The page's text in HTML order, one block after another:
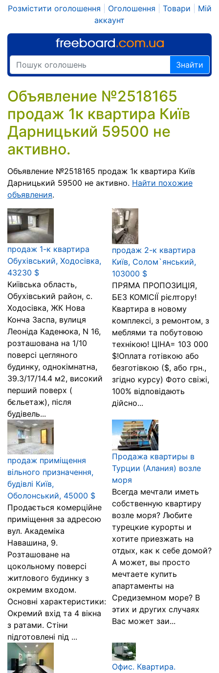
Розмістити оголошення Оголошення Товари
Мій
аккаунт
Знайти
Объявление №2518165
продаж 1к квартира Київ
Дарницький 59500 не
активно.
Объявление №2518165 продаж 1к квартира Київ
Дарницький 59500 не активно. Найти похожие
объявления.
продаж 1-к квартира
Обухівський, Ходосівка,
43230 $
Київська область,
Обухівський район, с.
Ходосівка, ЖК Нова
Конча Заспа, вулиця
Леоніда Каденюка, N 16,
розташована на 1/10
поверсі цегляного
будинку, однокімнатна,
39.3/17/14.4 м2, високий
перший поверх (
бєльетаж), після
будівель...
продаж 2-к квартира
Київ, Солом`янський,
103000 $
ПРЯМА ПРОПОЗИЦІЯ,
БЕЗ КОМІСІЇ рієлтору!
Квартира в новому
комплексі, з ремонтом, з
меблями та побутовою
технікою! ЦІНА= 103 000
$!Оплата готівкою або
безготівкою ($, або грн.,
згідно курсу) Фото свіжі,
100% відповідають
дійсно...
продаж приміщення
вільного призначення,
будівлі Київ,
Оболонський, 45000 $
Продається комерційне
приміщення за адресою
вул. Академіка
Навашина, 9.
Розташоване на
цокольному поверсі
житлового будинку з
окремим входом.
Основні характеристики:
Окремий вхід та 4 вікна
з ратами. Стіни
підготовлені під ...
Продажа квартиры в
Турции (Алания) возле
моря
Всегда мечтали иметь
собственную квартиру
возле моря? Любите
турецкие курорты и
хотите приезжать на
отдых, как к себе домой?
А может, вы просто
мечтаете купить
апартаменты на
Средиземном море? В
этих и других случаях
Вас может заи...
Офис. Квартира.